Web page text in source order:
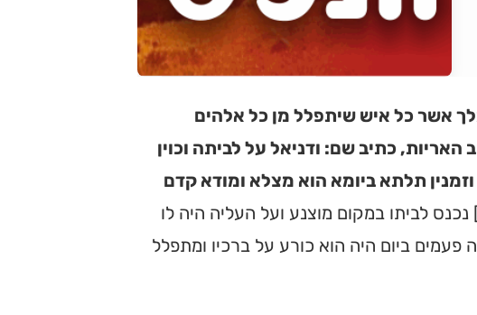
אשר כל איש שיתפלל מן כל אלהים
האריות, כתיב שם: ודניאל על לביתה וכוין
תלתא ביומא הוא מצלא ומודא קדם
לביתו במקום מוצנע ועל העליה היה לו
פעמים ביום היה הוא כורע על ברכיו ומתפלל